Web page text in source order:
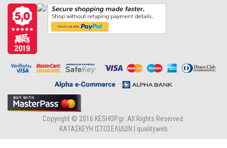
Copyright © 2016 KESHOP.gr .All Rights Reserved.
ΚΑΤΑΣΚΕΥΗ ΙΣΤΟΣΕΛΙΔΩΝ |
qualityweb